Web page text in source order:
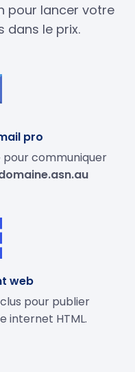
pour lancer votre
dans le prix.
pro
pour communiquer
web
pour publier
internet HTML.